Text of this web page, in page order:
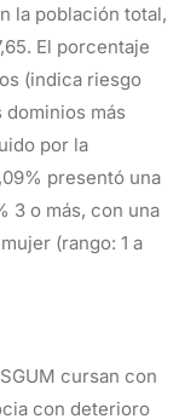
la población total,
El porcentaje
(indica riesgo
más
por la
presentó una
3 o más, con una
(rango: 1 a
cursan con
con deterioro